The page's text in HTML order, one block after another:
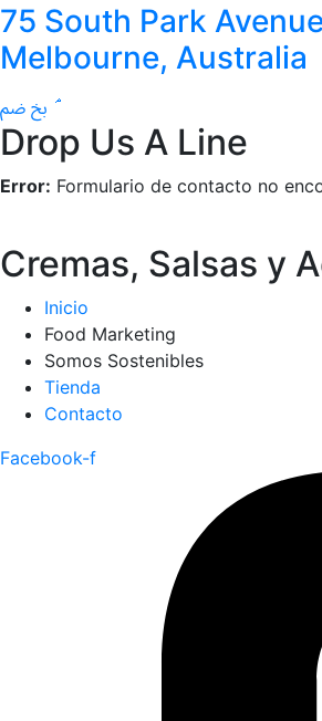
75 South Park
Melbourne, Australia
Drop Us A Line
Error: Formulario de contacto no
Cremas, Salsas y
Inicio
Food Marketing
Somos Sostenibles
Tienda
Contacto
Facebook-f